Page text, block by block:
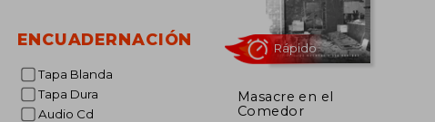
ENCUADERNACIÓN
Tapa Blanda
Tapa Dura
Audio Cd
Masacre en el
Comedor